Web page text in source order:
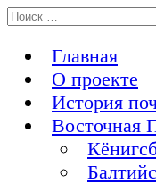
Перейти
к
История Восточной
Поиск:
Главная
О проекте
История
Восточная